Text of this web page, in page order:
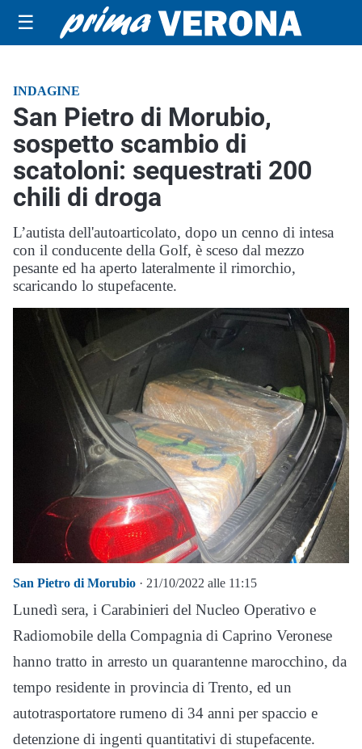
☰
INDAGINE
San Pietro di Morubio,
sospetto scambio di
scatoloni: sequestrati 200
chili di droga
L’autista dell'autoarticolato, dopo un cenno di intesa
con il conducente della Golf, è sceso dal mezzo
pesante ed ha aperto lateralmente il rimorchio,
scaricando lo stupefacente.
San Pietro di Morubio · 21/10/2022 alle 11:15
Lunedì sera, i Carabinieri del Nucleo Operativo e
Radiomobile della Compagnia di Caprino Veronese
hanno tratto in arresto un quarantenne marocchino, da
tempo residente in provincia di Trento, ed un
autotrasportatore rumeno di 34 anni per spaccio e
detenzione di ingenti quantitativi di stupefacente.